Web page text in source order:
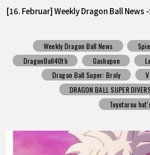
[16. Februar] Weekly Dragon Ball News
Weekly Dragon Ball News
DragonBall40th
Gashapon
Dragon Ball Super: Broly
DRAGON BALL SUPER
Toyotarou